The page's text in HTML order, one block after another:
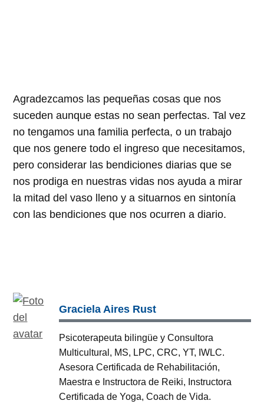
Agradezcamos las pequeñas cosas que nos
suceden aunque estas no sean perfectas. Tal vez
no tengamos una familia perfecta, o un trabajo
que nos genere todo el ingreso que necesitamos,
pero considerar las bendiciones diarias que se
nos prodiga en nuestras vidas nos ayuda a mirar
la mitad del vaso lleno y a situarnos en sintonía
con las bendiciones que nos ocurren a diario.
Graciela Aires Rust
Psicoterapeuta bilingüe y Consultora
Multicultural, MS, LPC, CRC, YT, IWLC.
Asesora Certificada de Rehabilitación,
Maestra e Instructora de Reiki, Instructora
Certificada de Yoga, Coach de Vida.